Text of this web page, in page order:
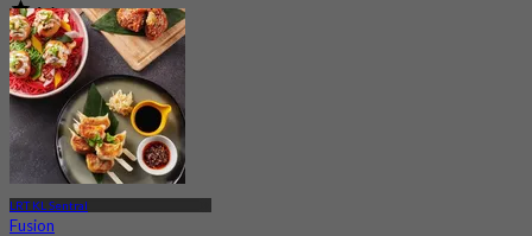
4.6
258 Đã đặt chỗ
TừRM 92.5
LRT KL Sentral
Fusion